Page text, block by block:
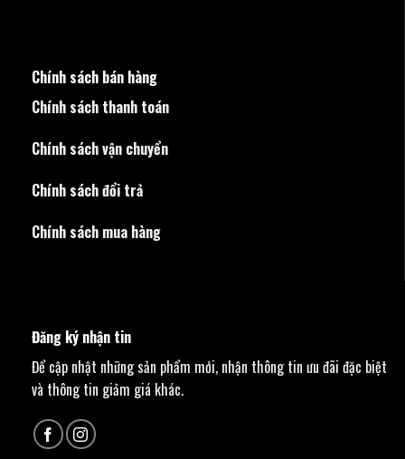
Chính sách bán hàng
Chính sách thanh toán
Chính sách vận chuyển
Chính sách đổi trả
Chính sách mua hàng
Đăng ký nhận tin
Để cập nhật những sản phẩm mới, nhận thông tin ưu đãi đặc biệt
và thông tin giảm giá khác.